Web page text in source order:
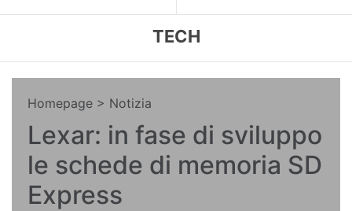
TECH
Homepage > Notizia
Lexar: in fase di sviluppo
le schede di memoria SD
Express